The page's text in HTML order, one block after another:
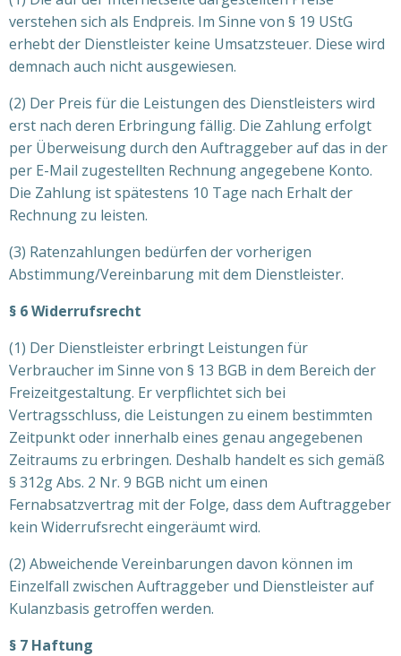
verstehen sich als Endpreis. Im Sinne von § 19 UStG
erhebt der Dienstleister keine Umsatzsteuer. Diese wird
demnach auch nicht ausgewiesen.
(2) Der Preis für die Leistungen des Dienstleisters wird
erst nach deren Erbringung fällig. Die Zahlung erfolgt
per Überweisung durch den Auftraggeber auf das in der
per E-Mail zugestellten Rechnung angegebene Konto.
Die Zahlung ist spätestens 10 Tage nach Erhalt der
Rechnung zu leisten.
(3) Ratenzahlungen bedürfen der vorherigen
Abstimmung/Vereinbarung mit dem Dienstleister.
§ 6 Widerrufsrecht
(1) Der Dienstleister erbringt Leistungen für
Verbraucher im Sinne von § 13 BGB in dem Bereich der
Freizeitgestaltung. Er verpflichtet sich bei
Vertragsschluss, die Leistungen zu einem bestimmten
Zeitpunkt oder innerhalb eines genau angegebenen
Zeitraums zu erbringen. Deshalb handelt es sich gemäß
§ 312g Abs. 2 Nr. 9 BGB nicht um einen
Fernabsatzvertrag mit der Folge, dass dem Auftraggeber
kein Widerrufsrecht eingeräumt wird.
(2) Abweichende Vereinbarungen davon können im
Einzelfall zwischen Auftraggeber und Dienstleister auf
Kulanzbasis getroffen werden.
§ 7 Haftung